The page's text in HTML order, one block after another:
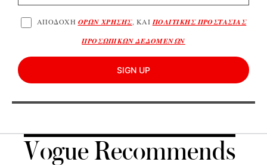
ΑΠΟΔΟΧΗ ΟΡΩΝ ΧΡΗΣΗΣ, ΚΑΙΠΟΛΙΤΙΚΗΣ ΠΡΟΣΤΑΣΙΑΣ
ΠΡΟΣΩΠΙΚΩΝ ΔΕΔΟΜΕΝΩΝ
SIGN UP
Vogue Recommends